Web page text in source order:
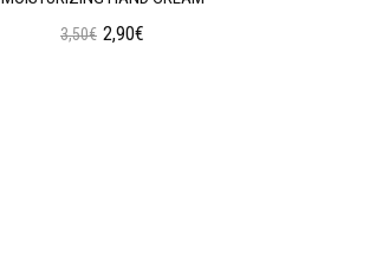
3,50€ 2,90€